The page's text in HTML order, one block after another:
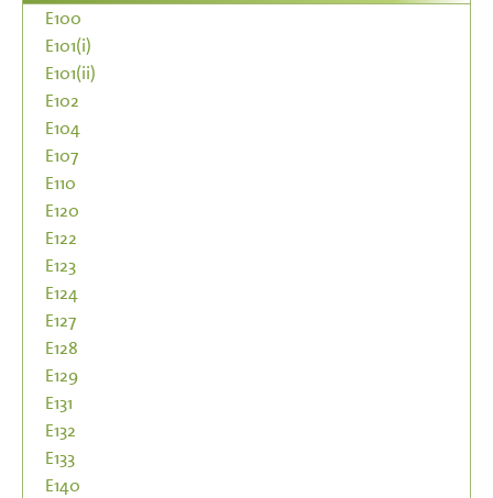
E100
E101(i)
E101(ii)
E102
E104
E107
E110
E120
E122
E123
E124
E127
E128
E129
E131
E132
E133
E140